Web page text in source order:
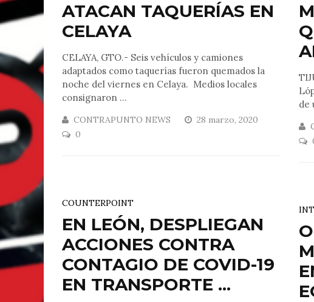
ATACAN TAQUERÍAS EN
CELAYA
CELAYA, GTO.- Seis vehículos y camiones
adaptados como taquerías fueron quemados la
noche del viernes en Celaya. Medios locales
consignaron ...
CONTRAPUNTO NEWS
28 marzo, 2020
0
de
COUNTERPOINT
EN LEÓN, DESPLIEGAN
ACCIONES CONTRA
CONTAGIO DE COVID-19
EN TRANSPORTE ...